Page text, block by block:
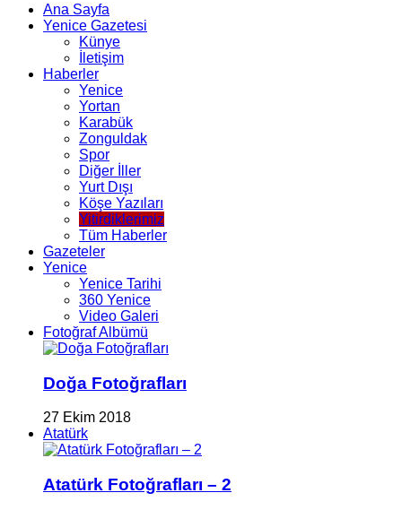
Ana Sayfa
Yenice Gazetesi
Künye
İletişim
Haberler
Yenice
Yortan
Karabük
Zonguldak
Spor
Diğer İller
Yurt Dışı
Köşe Yazıları
Yitirdiklerimiz
Tüm Haberler
Gazeteler
Yenice
Yenice Tarihi
360 Yenice
Video Galeri
Fotoğraf Albümü
Doğa Fotoğrafları
27 Ekim 2018
Atatürk
Atatürk Fotoğrafları – 2